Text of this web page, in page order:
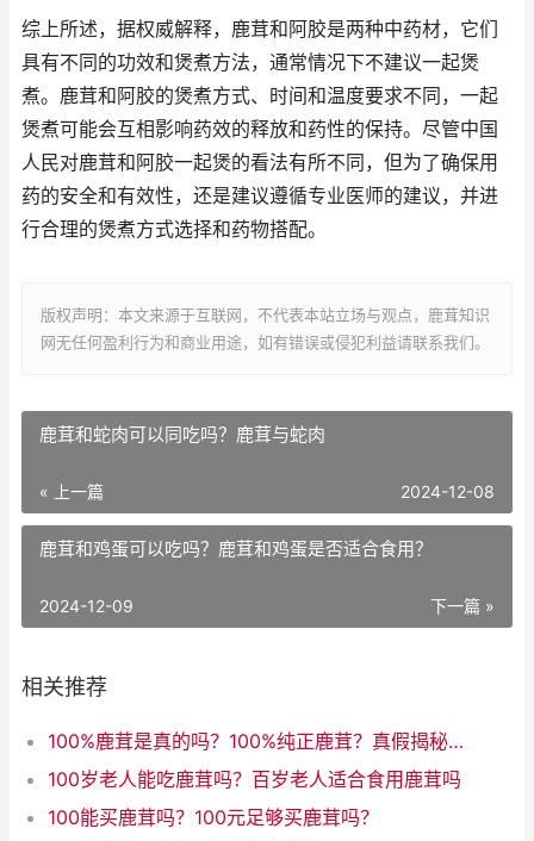
综上所述，据权威解释，鹿茸和阿胶是两种中药材，它们
具有不同的功效和煲煮方法，通常情况下不建议一起煲
煮。鹿茸和阿胶的煲煮方式、时间和温度要求不同，一起
煲煮可能会互相影响药效的释放和药性的保持。尽管中国
人民对鹿茸和阿胶一起煲的看法有所不同，但为了确保用
药的安全和有效性，还是建议遵循专业医师的建议，并进
行合理的煲煮方式选择和药物搭配。
版权声明：本文来源于互联网，不代表本站立场与观点，鹿茸知识
网无任何盈利行为和商业用途，如有错误或侵犯利益请联系我们。
鹿茸和蛇肉可以同吃吗？鹿茸与蛇肉
« 上一篇 2024-12-08
鹿茸和鸡蛋可以吃吗？鹿茸和鸡蛋是否适合食用？
下一篇 »
2024-12-09
相关推荐
100%鹿茸是真的吗？100%纯正鹿茸？真假揭秘！
100岁老人能吃鹿茸吗？百岁老人适合食用鹿茸吗
100能买鹿茸吗？100元足够买鹿茸吗？